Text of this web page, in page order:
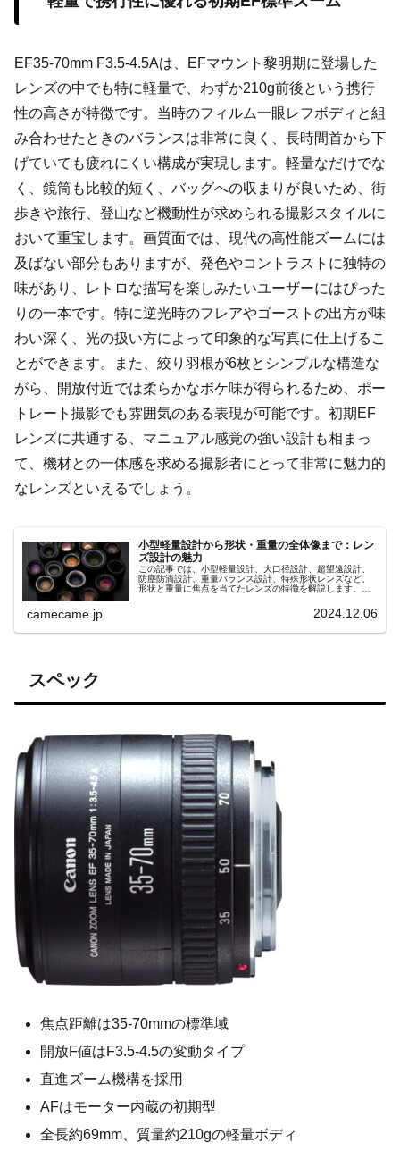
EF35-70mm F3.5-4.5Aは、EFマウント黎明期に登場した
レンズの中でも特に軽量で、わずか210g前後という携行
性の高さが特徴です。当時のフィルム一眼レフボディと組
み合わせたときのバランスは非常に良く、長時間首から下
げていても疲れにくい構成が実現します。軽量なだけでな
く、鏡筒も比較的短く、バッグへの収まりが良いため、街
歩きや旅行、登山など機動性が求められる撮影スタイルに
おいて重宝します。画質面では、現代の高性能ズームには
及ばない部分もありますが、発色やコントラストに独特の
味があり、レトロな描写を楽しみたいユーザーにはぴった
りの一本です。特に逆光時のフレアやゴーストの出方が味
わい深く、光の扱い方によって印象的な写真に仕上げるこ
とができます。また、絞り羽根が6枚とシンプルな構造な
がら、開放付近では柔らかなボケ味が得られるため、ポー
トレート撮影でも雰囲気のある表現が可能です。初期EF
レンズに共通する、マニュアル感覚の強い設計も相まっ
て、機材との一体感を求める撮影者にとって非常に魅力的
なレンズといえるでしょう。
小型軽量設計から形状・重量の全体像まで：レン
ズ設計の魅力
この記事では、小型軽量設計、大口径設計、超望遠設計、
防塵防滴設計、重量バランス設計、特殊形状レンズなど、
形状と重量に焦点を当てたレンズの特徴を解説します。撮
camecame.jp 2024.12.06
スペック
焦点距離は35-70mmの標準域
開放F値はF3.5-4.5の変動タイプ
直進ズーム機構を採用
AFはモーター内蔵の初期型
全長約69mm、質量約210gの軽量ボディ